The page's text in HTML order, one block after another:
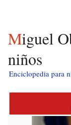
Miguel Obando y Bravo para
niños
Enciclopedia para